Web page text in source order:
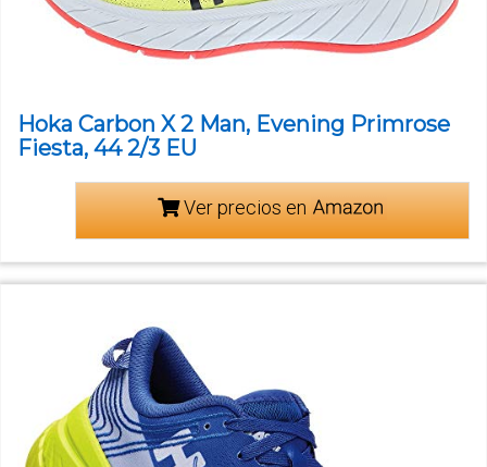
Hoka Carbon X 2 Man, Evening Primrose
Fiesta, 44 2/3 EU
Ver precios en